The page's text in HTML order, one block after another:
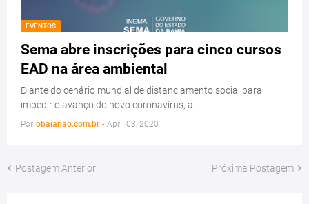
EVENTOS
Sema abre inscrições para cinco cursos
EAD na área ambiental
Diante do cenário mundial de distanciamento social para
impedir o avanço do novo coronavírus, a …
Por obaianao.com.br - April 03, 2020
Postagem Anterior Próxima Postagem